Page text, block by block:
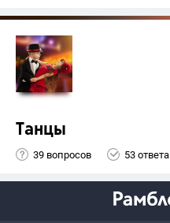
Танцы
39 вопросов 53 ответа